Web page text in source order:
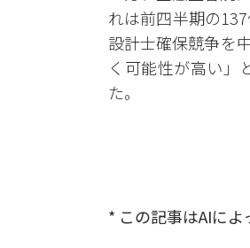
れは前四半期の
設計士確保競争を
く可能性が高い」
た。
* この記事はAIによ